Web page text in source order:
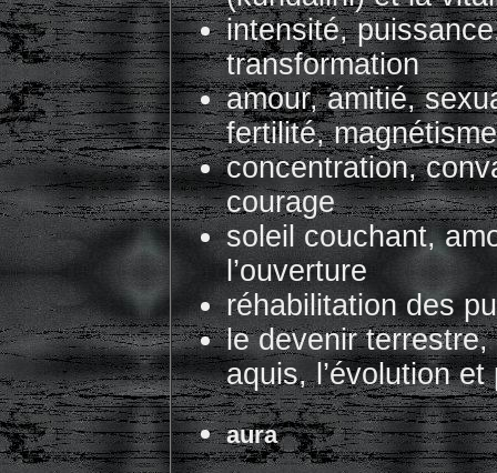
intensité,
transformation
amour, amitié,
fertilité, magnétisme
concentration,
courage
soleil couchant,
l’ouverture
réhabilitation des
le devenir
aquis, l’évolution
aura